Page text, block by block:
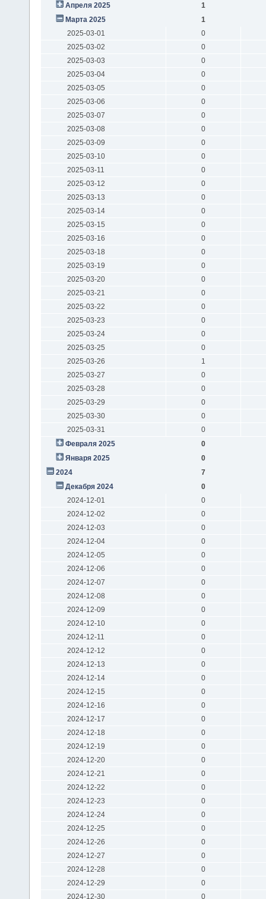
Апреля 2025
1
Марта 2025
1
2025-03-01
0
2025-03-02
0
2025-03-03
0
2025-03-04
0
2025-03-05
0
2025-03-06
0
2025-03-07
0
2025-03-08
0
2025-03-09
0
2025-03-10
0
2025-03-11
0
2025-03-12
0
2025-03-13
0
2025-03-14
0
2025-03-15
0
2025-03-16
0
2025-03-18
0
2025-03-19
0
2025-03-20
0
2025-03-21
0
2025-03-22
0
2025-03-23
0
2025-03-24
0
2025-03-25
0
2025-03-26
1
2025-03-27
0
2025-03-28
0
2025-03-29
0
2025-03-30
0
2025-03-31
0
Февраля 2025
0
Января 2025
0
2024
7
Декабря 2024
0
2024-12-01
0
2024-12-02
0
2024-12-03
0
2024-12-04
0
2024-12-05
0
2024-12-06
0
2024-12-07
0
2024-12-08
0
2024-12-09
0
2024-12-10
0
2024-12-11
0
2024-12-12
0
2024-12-13
0
2024-12-14
0
2024-12-15
0
2024-12-16
0
2024-12-17
0
2024-12-18
0
2024-12-19
0
2024-12-20
0
2024-12-21
0
2024-12-22
0
2024-12-23
0
2024-12-24
0
2024-12-25
0
2024-12-26
0
2024-12-27
0
2024-12-28
0
2024-12-29
0
2024-12-30
0